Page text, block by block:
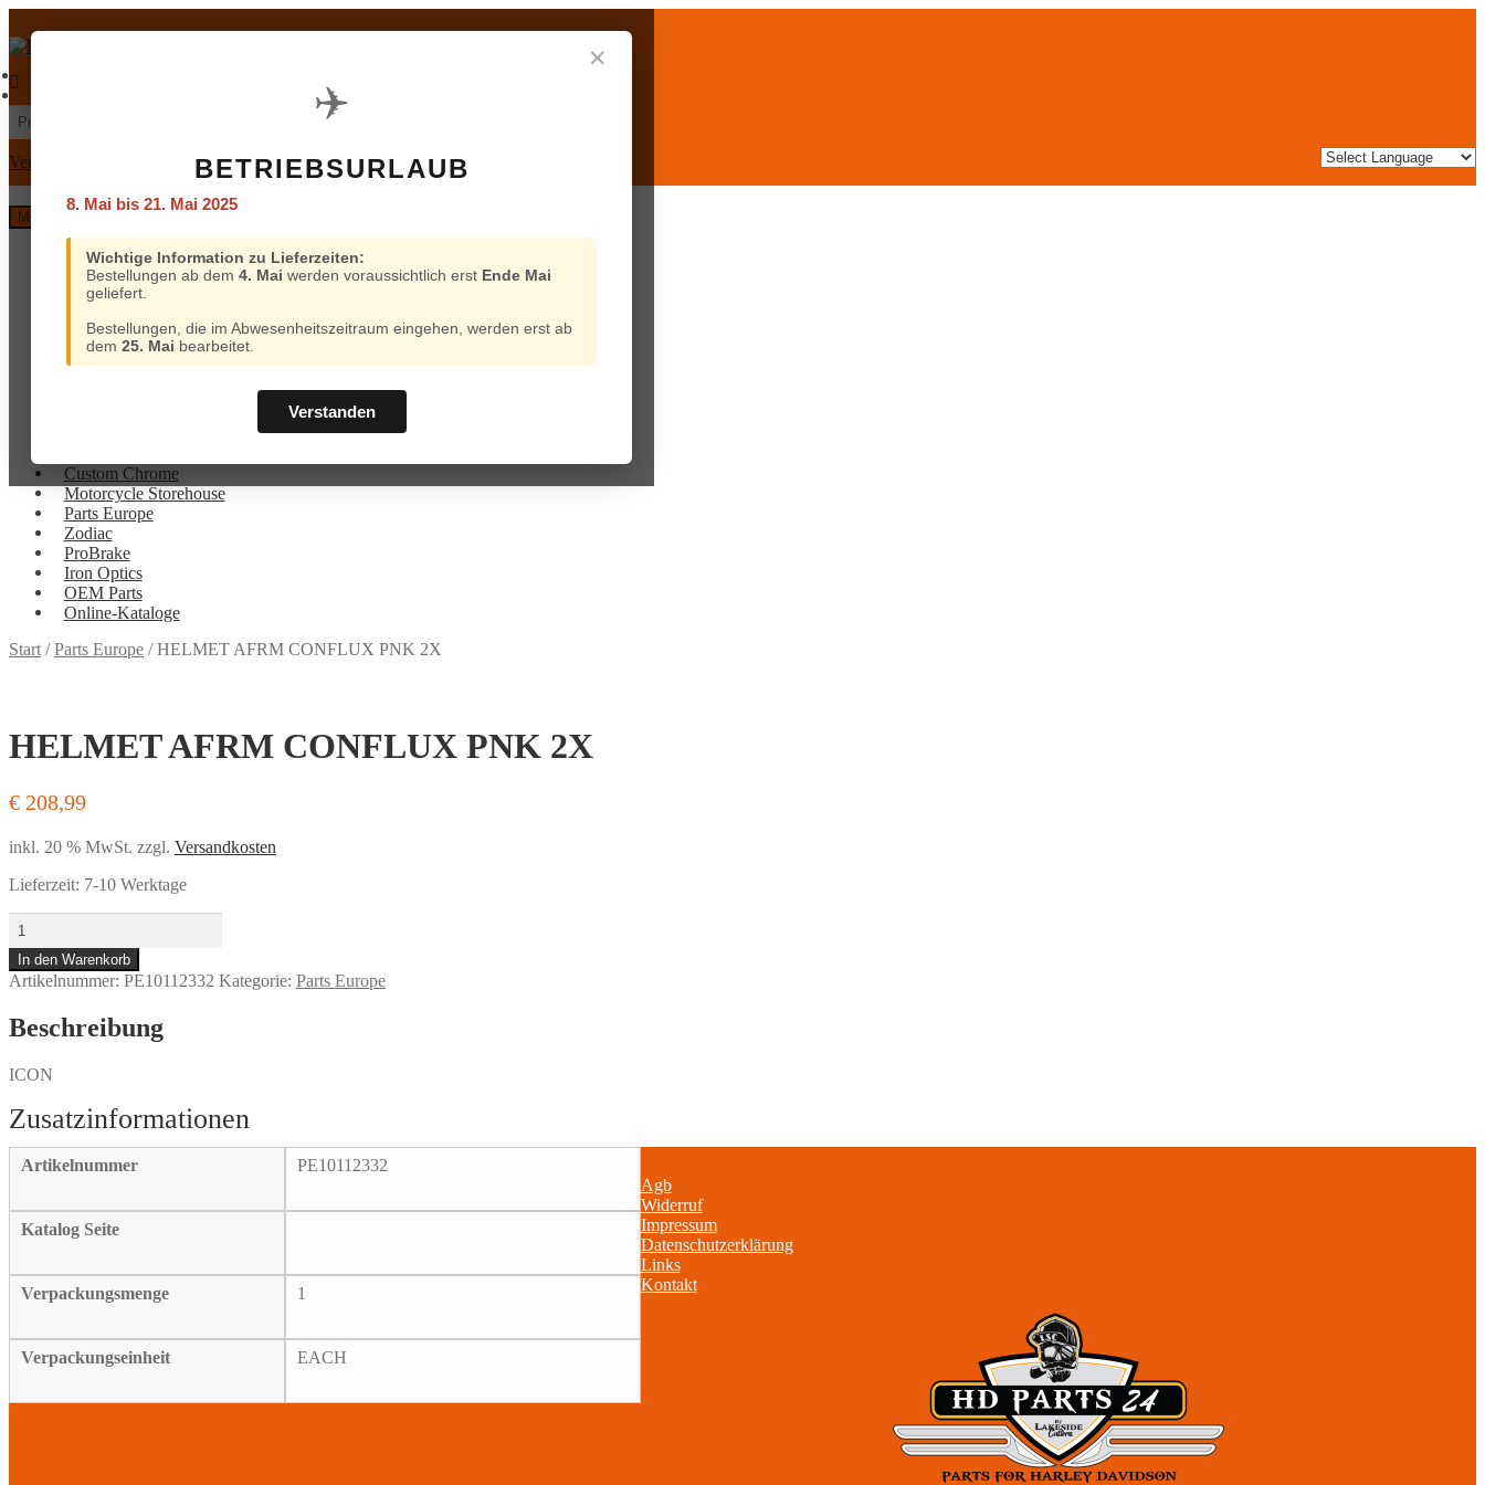
✕
✈️
BETRIEBSURLAUB
8. Mai bis 21. Mai 2025
Wichtige Information zu Lieferzeiten:
Bestellungen ab dem 4. Mai werden voraussichtlich erst Ende Mai
geliefert.
Bestellungen, die im Abwesenheitszeitraum eingehen, werden erst ab
dem 25. Mai bearbeitet.
Verstanden
Navigation
springen
Inhalt
springen
Suchen
nach:
Versand und Bezahlung
Menü
Home
Custom Chrome
Motorcycle Storehouse
Zodiac
ProBrake
Bezahlung
Custom Chrome
Motorcycle Storehouse
Parts Europe
Zodiac
ProBrake
Iron Optics
OEM Parts
Online-Kataloge
und
Start/Parts Europe /HELMET AFRM CONFLUX PNK 2X
HELMET AFRM CONFLUX PNK 2X
€ 208,99
inkl. 20 % MwSt. zzgl. Versandkosten
Lieferzeit: 7-10 Werktage
HELMET
AFRM
CONFLUX
PNK
Menge
In den Warenkorb
Artikelnummer: PE10112332 Kategorie: Parts Europe
Beschreibung
ICON
Artikelnummer PE10112332
Katalog Seite
Verpackungsmenge 1
Verpackungseinheit EACH
Agb
Widerruf
Impressum
Datenschutzerklärung
Links
Kontakt